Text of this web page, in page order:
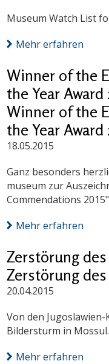
Museum Watch List
Mehr erfahren
Winner of the
the Year Award
Winner of the
the Year Award
18.05.2015
Ganz besonders
museum zur
Commendations
Mehr erfahren
Zerstörung
Zerstörung
20.04.2015
Von den
Bildersturm in
Mehr erfahren